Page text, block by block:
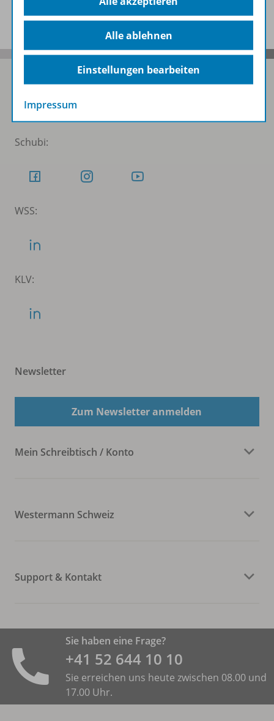
Benachrichtigungs-Service
Folgen Sie uns auf Social Media
Schubi:
WSS:
KLV:
Newsletter
Zum Newsletter anmelden
Mein Schreibtisch / Konto
Westermann Schweiz
Support & Kontakt
Sie haben eine Frage?
+41 52 644 10 10
Sie erreichen uns heute zwischen 08.00 und
17.00 Uhr.
Alle ablehnen
Einstellungen bearbeiten
Impressum